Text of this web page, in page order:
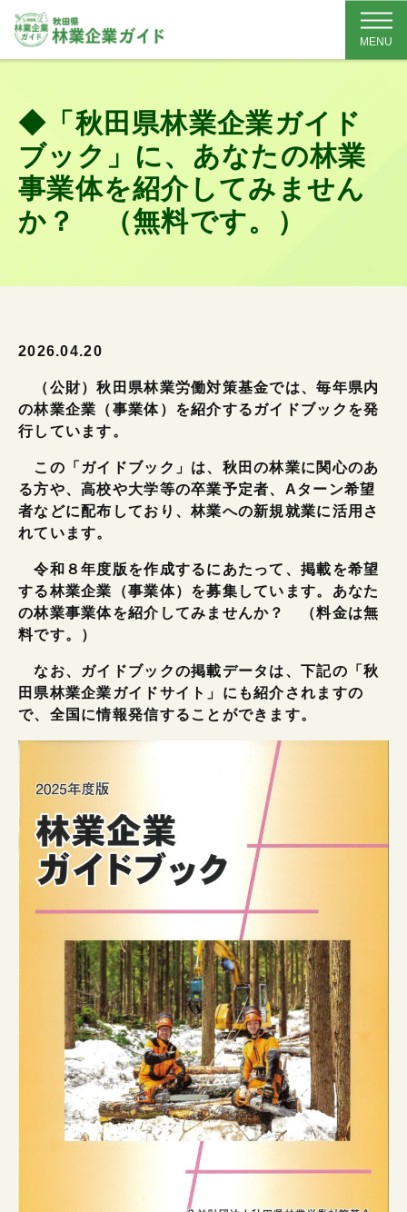
MENU
◆「秋田県林業企業ガイド
ブック」に、あなたの林業
事業体を紹介してみません
か？ （無料です。）
2026.04.20
（公財）秋田県林業労働対策基金では、毎年県内
の林業企業（事業体）を紹介するガイドブックを発
行しています。
この「ガイドブック」は、秋田の林業に関心のあ
る方や、高校や大学等の卒業予定者、Aターン希望
者などに配布しており、林業への新規就業に活用さ
れています。
令和８年度版を作成するにあたって、掲載を希望
する林業企業（事業体）を募集しています。あなた
の林業事業体を紹介してみませんか？ （料金は無
料です。）
なお、ガイドブックの掲載データは、下記の「秋
田県林業企業ガイドサイト」にも紹介されますの
で、全国に情報発信することができます。